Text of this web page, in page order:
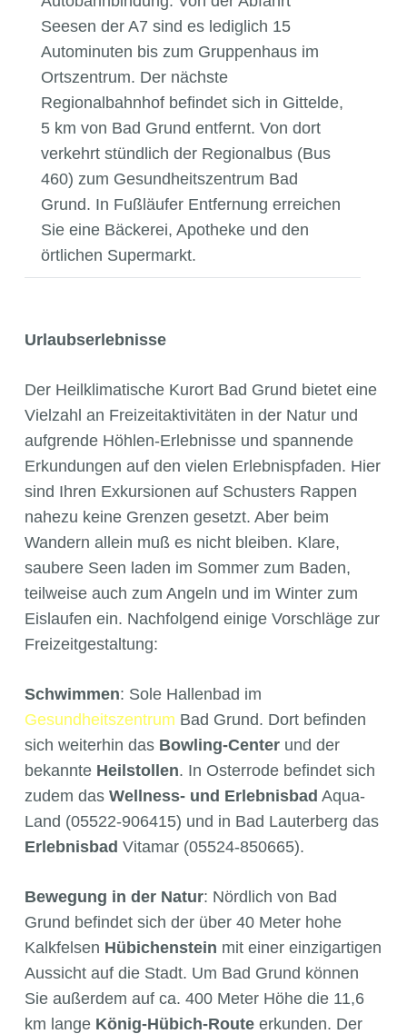
Seesen der A7 sind es lediglich 15
Autominuten bis zum Gruppenhaus im
Ortszentrum. Der nächste
Regionalbahnhof befindet sich in Gittelde,
5 km von Bad Grund entfernt. Von dort
verkehrt stündlich der Regionalbus (Bus
460) zum Gesundheitszentrum Bad
Grund. In Fußläufer Entfernung erreichen
Sie eine Bäckerei, Apotheke und den
örtlichen Supermarkt.
Urlaubserlebnisse
Der Heilklimatische Kurort Bad Grund bietet eine
Vielzahl an Freizeitaktivitäten in der Natur und
aufgrende Höhlen-Erlebnisse und spannende
Erkundungen auf den vielen Erlebnispfaden. Hier
sind Ihren Exkursionen auf Schusters Rappen
nahezu keine Grenzen gesetzt. Aber beim
Wandern allein muß es nicht bleiben. Klare,
saubere Seen laden im Sommer zum Baden,
teilweise auch zum Angeln und im Winter zum
Eislaufen ein. Nachfolgend einige Vorschläge zur
Freizeitgestaltung:
Schwimmen: Sole Hallenbad im
Gesundheitszentrum Bad Grund. Dort befinden
sich weiterhin das Bowling-Center und der
bekannte Heilstollen. In Osterrode befindet sich
zudem das Wellness- und Erlebnisbad Aqua-
Land (05522-906415) und in Bad Lauterberg das
Erlebnisbad Vitamar (05524-850665).
Bewegung in der Natur: Nördlich von Bad
Grund befindet sich der über 40 Meter hohe
Kalkfelsen Hübichenstein mit einer einzigartigen
Aussicht auf die Stadt. Um Bad Grund können
Sie außerdem auf ca. 400 Meter Höhe die 11,6
km lange König-Hübich-Route erkunden. Der